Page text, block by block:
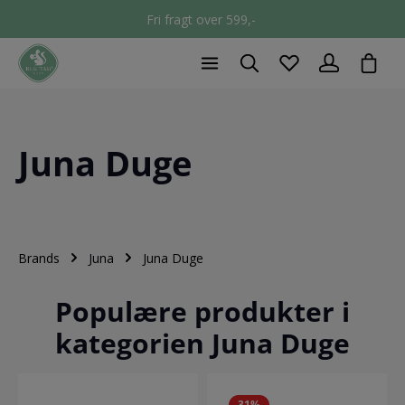
Fri fragt over 599,-
Juna Duge
Brands Juna Juna Duge
Populære produkter i
kategorien Juna Duge